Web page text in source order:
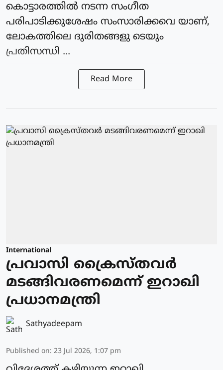
കൊട്ടാരത്തില്‍ നടന്ന സംഗീത
പരിപാടിക്കുശേഷം സംസാരിക്കവെ യാണ്,
ലോകത്തിലെ ദുരിതങ്ങളു ടെയും
പ്രതിസന്ധി ...
Read More
International
പ്രവാസി ക്രൈസ്തവര്‍
മടങ്ങിവരണമെന്ന് ഇറാഖി
പ്രധാനമന്ത്രി
Sathyadeepam
Published on: 23 Jul 2026, 1:07 pm